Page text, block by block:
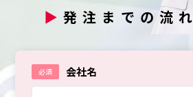
▶発注までの流れ
会社名